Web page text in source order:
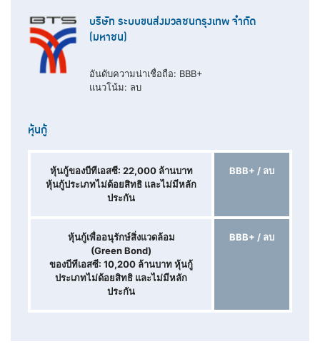
บริษัท ระบบขนส่งมวลชนกรุงเทพ จำกัด
(มหาชน)
อันดับความน่าเชื่อถือ: BBB+
แนวโน้ม: ลบ
หุ้นกู้
หุ้นกู้ของบีทีเอสซี: 22,000 ล้านบาท
หุ้นกู้ประเภทไม่ด้อยสิทธิ และไม่มีหลัก
ประกัน
BBB+ / ลบ
หุ้นกู้เพื่ออนุรักษ์สิ่งแวดล้อม
(Green Bond)
ของบีทีเอสซี: 10,200 ล้านบาทหุ้นกู้
ประเภทไม่ด้อยสิทธิ และไม่มีหลัก
ประกัน
BBB+ / ลบ